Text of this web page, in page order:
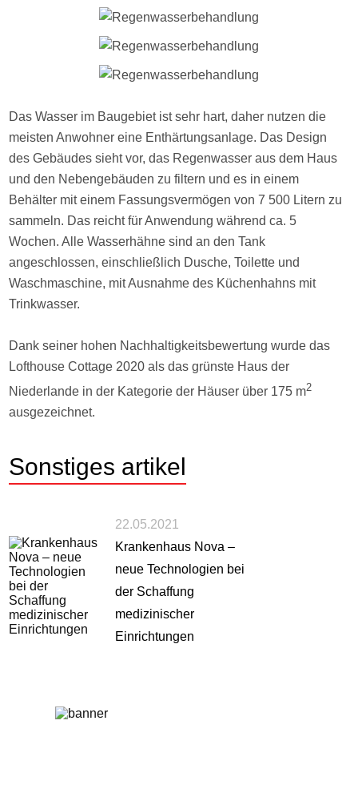
Das Wasser im Baugebiet ist sehr hart, daher nutzen die
meisten Anwohner eine Enthärtungsanlage. Das Design
des Gebäudes sieht vor, das Regenwasser aus dem Haus
und den Nebengebäuden zu filtern und es in einem
Behälter mit einem Fassungsvermögen von 7 500 Litern zu
sammeln. Das reicht für Anwendung während ca. 5
Wochen. Alle Wasserhähne sind an den Tank
angeschlossen, einschließlich Dusche, Toilette und
Waschmaschine, mit Ausnahme des Küchenhahns mit
Trinkwasser.
Dank seiner hohen Nachhaltigkeitsbewertung wurde das
Lofthouse Cottage 2020 als das grünste Haus der
Niederlande in der Kategorie der Häuser über 175 m2
ausgezeichnet.
Sonstiges artikel
22.05.2021
Krankenhaus Nova –
neue Technologien bei
der Schaffung
medizinischer
Einrichtungen